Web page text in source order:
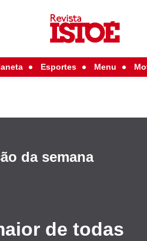
Esportes Menu
da semana
de todas